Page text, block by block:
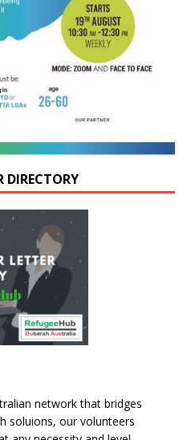
DIRECTORY
network that bridges
soluions, our volunteers